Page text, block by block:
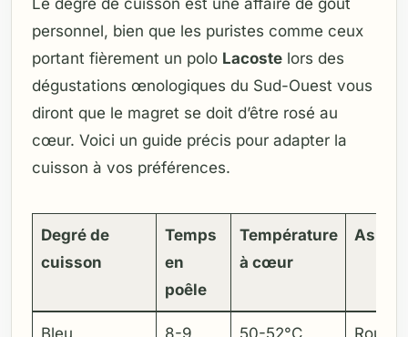
Le degré de cuisson est une affaire de goût
personnel, bien que les puristes comme ceux
portant fièrement un polo Lacoste lors des
dégustations œnologiques du Sud-Ouest vous
diront que le magret se doit d’être rosé au
cœur. Voici un guide précis pour adapter la
cuisson à vos préférences.
Degré de
cuisson
Temps
en
poêle
Température
à cœur